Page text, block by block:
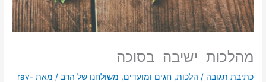
מהלכות ישיבה בסוכה
כתיבת תגובה / הלכות,חגים ומועדים, משולחנו של הרב / מאתrav-